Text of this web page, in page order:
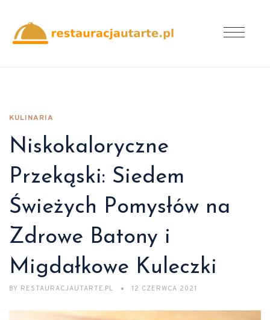
KULINARIA
Niskokaloryczne
Przekąski: Siedem
Świeżych Pomysłów na
Zdrowe Batony i
Migdałkowe Kuleczki
BY RESTAURACJAUTARTE.PL 12 CZERWCA 2021